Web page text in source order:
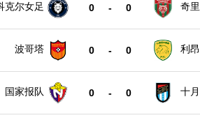
克尔女足 0 - 0 奇
波哥塔 0 - 0 利
国家报队 0 - 0 十